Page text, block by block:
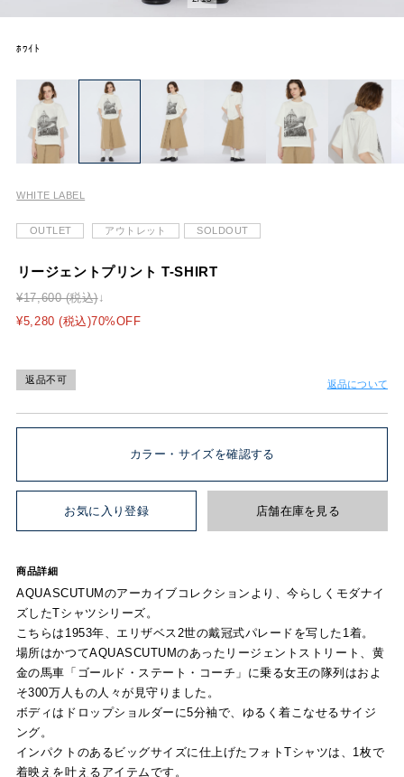
ﾎﾜｲﾄ
WHITE LABEL
OUTLET アウトレット SOLDOUT
リージェントプリント T-SHIRT
¥17,600 (税込)
¥5,280 (税込)70%OFF
返品不可 返品について
カラー・サイズを確認する
お気に入り登録 店舗在庫を見る
商品詳細
AQUASCUTUMのアーカイブコレクションより、今らしくモダナイ
ズしたTシャツシリーズ。
こちらは1953年、エリザベス2世の戴冠式パレードを写した1着。
場所はかつてAQUASCUTUMのあったリージェントストリート、黄
金の馬車「ゴールド・ステート・コーチ」に乗る女王の隊列はおよ
そ300万人もの人々が見守りました。
ボディはドロップショルダーに5分袖で、ゆるく着こなせるサイジ
ング。
インパクトのあるビッグサイズに仕上げたフォトTシャツは、1枚で
着映えを叶えるアイテムです。